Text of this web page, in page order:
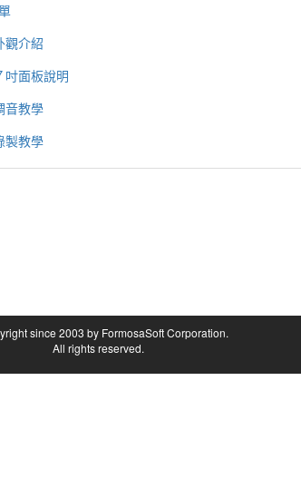
觀介紹
吋面板說明
音教學
製教學
since 2003 by FormosaSoft Corporation.
All rights reserved.